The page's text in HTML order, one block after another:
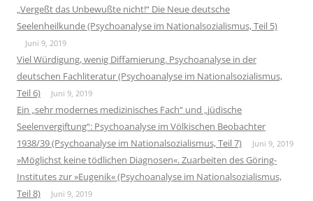
„Vergeßt das Unbewußte nicht!“ Die Neue deutsche
Seelenheilkunde (Psychoanalyse im Nationalsozialismus, Teil 5)
Juni 9, 2019
Viel Würdigung, wenig Diffamierung. Psychoanalyse in der
deutschen Fachliteratur (Psychoanalyse im Nationalsozialismus,
Teil 6)
Juni 9, 2019
Ein „sehr modernes medizinisches Fach“ und „jüdische
Seelenvergiftung“: Psychoanalyse im Völkischen Beobachter
1938/39 (Psychoanalyse im Nationalsozialismus, Teil 7)
Juni 9, 2019
»Möglichst keine tödlichen Diagnosen«. Zuarbeiten des Göring-
Institutes zur »Eugenik« (Psychoanalyse im Nationalsozialismus,
Teil 8)
Juni 9, 2019